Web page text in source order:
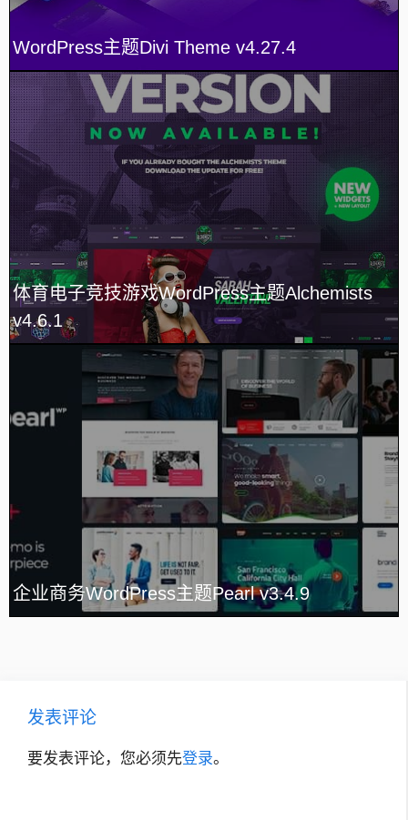
WordPress主题Divi Theme v4.27.4
体育电子竞技游戏WordPress主题Alchemists
v4.6.1
企业商务WordPress主题Pearl v3.4.9
发表评论
要发表评论，您必须先登录。